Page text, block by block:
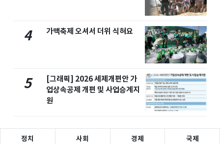
4 가맥축제 오셔서 더위 식혀요
5
[그래픽] 2026 세제개편안 가
업상속공제 개편 및 사업승계지
원
정치 사회 경제 국제